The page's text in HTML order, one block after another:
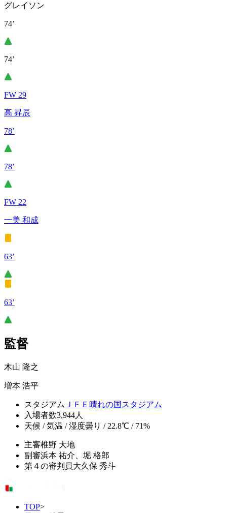
グレイソン
74’
74’
FW 29
高 昇辰
78’
78’
FW 22
一美 和成
63’
63’
監督
木山 隆之
増本 浩平
スタジアム ＪＦＥ晴れの国スタジアム
入場者数3,944人
天候 / 気温 / 湿度曇り / 22.8℃ / 71%
主審椎野 大地
副審浜本 祐介、堀 格郎
第４の審判員大久保 秀斗
TOP>